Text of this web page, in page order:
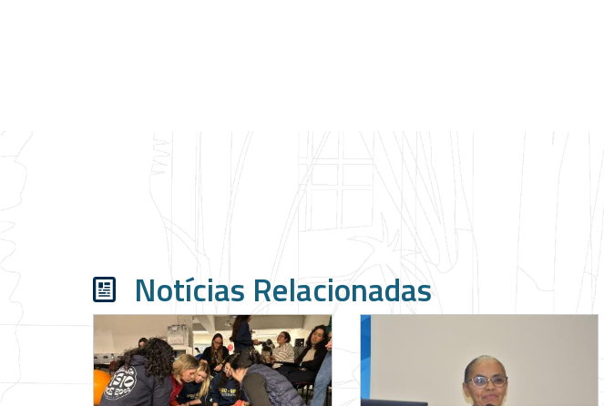
Notícias Relacionadas